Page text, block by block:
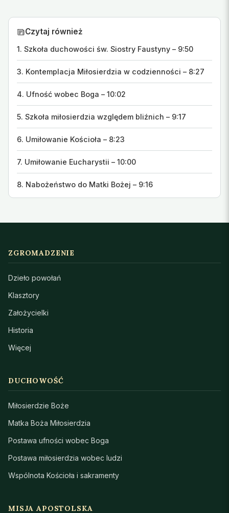
Czytaj również
1. Szkoła duchowości św. Siostry Faustyny – 9:50
3. Kontemplacja Miłosierdzia w codzienności – 8:27
4. Ufność wobec Boga – 10:02
5. Szkoła miłosierdzia względem bliźnich – 9:17
6. Umiłowanie Kościoła – 8:23
7. Umiłowanie Eucharystii – 10:00
8. Nabożeństwo do Matki Bożej – 9:16
ZGROMADZENIE
Dzieło powołań
Klasztory
Założycielki
Historia
Więcej
DUCHOWOŚĆ
Miłosierdzie Boże
Matka Boża Miłosierdzia
Postawa ufności wobec Boga
Postawa miłosierdzia wobec ludzi
Wspólnota Kościoła i sakramenty
MISJA APOSTOLSKA